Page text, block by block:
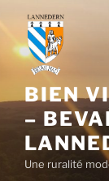
contenu
principal
BIEN
–
Une ruralité